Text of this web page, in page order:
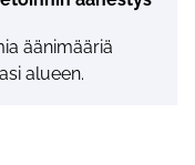
äänimääriä
alueen.